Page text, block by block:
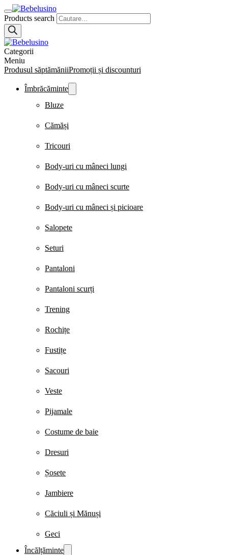
Products search
Categorii
Meniu
Produsul săptămăniiPromoții și discounturi
Îmbrăcăminte
Bluze
Cămăși
Tricouri
Body-uri cu mâneci lungi
Body-uri cu mâneci scurte
Body-uri cu mâneci și picioare
Salopete
Seturi
Pantaloni
Pantaloni scurți
Trening
Rochițe
Fustițe
Sacouri
Veste
Pijamale
Costume de baie
Dresuri
Șosete
Jambiere
Căciuli și Mănuși
Geci
Încălțăminte